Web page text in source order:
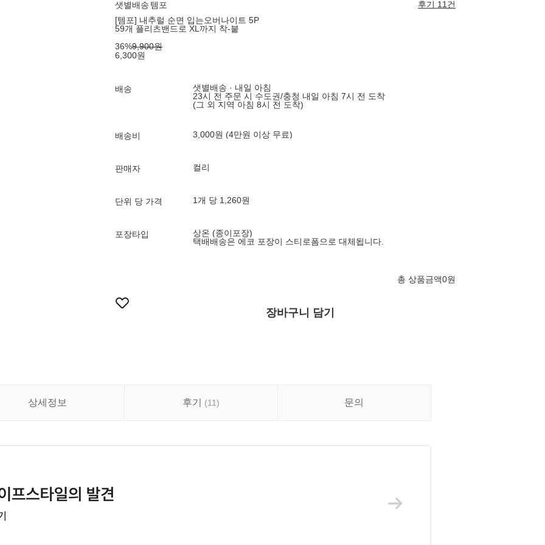
샛별배송 템포
후기 11건
[템포] 내추럴 순면 입는오버나이트 5P
59개 플리츠밴드로 XL까지 착-붙
36%9,900원
6,300원
배송
샛별배송 · 내일 아침
23시 전 주문 시 수도권/충청 내일 아침 7시 전 도착
(그 외 지역 아침 8시 전 도착)
배송비 3,000원 (4만원 이상 무료)
판매자 컬리
단위 당 가격 1개 당 1,260원
포장타입
상온 (종이포장)
택배배송은 에코 포장이 스티로폼으로 대체됩니다.
총 상품금액0원
장바구니 담기
상세정보 후기 (11) 문의